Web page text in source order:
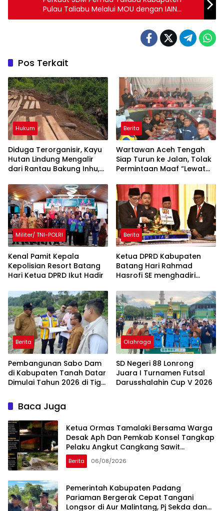
Pulau Taliabu Melalui MOU dengan IAIN
Ternate
Pos Terkait
Hukum
Diduga Terorganisir, Kayu
Hutan Lindung Mengalir
dari Rantau Bakung Inhu,
Berita
Wartawan Aceh Tengah
Siap Turun ke Jalan, Tolak
Permintaan Maaf “Lewat
Militer/ TNI-POLRI
Kenal Pamit Kepala
Kepolisian Resort Batang
Hari ‎Ketua DPRD Ikut Hadir
Berita
Ketua DPRD Kabupaten
Batang Hari Rahmad
Hasrofi SE menghadiri
Bank Jambi
Berita
Pembangunan Sabo Dam
di Kabupaten Tanah Datar
Dimulai Tahun 2026 di Tiga
Olahraga
SD Negeri 88 Lonrong
Juara I Turnamen Futsal
Darusshalahin Cup V 2026
Baca Juga
Ketua Ormas Tamalaki Bersama Warga
Desak Aph Dan Pemkab Konsel Tangkap
Pelaku Angkut Cangkang Sawit
Overload, Truk PT KAP Melintas Jalan
Umum
Berita 06/08/2026
Pemerintah Kabupaten Padang
Pariaman Bergerak Cepat Tangani
Longsor di Aur Malintang, Pj Sekda dan